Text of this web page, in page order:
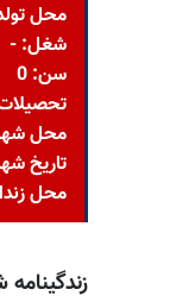
محل
شغل: -
سن: 0
محل
تاریخ شهادت:
محل